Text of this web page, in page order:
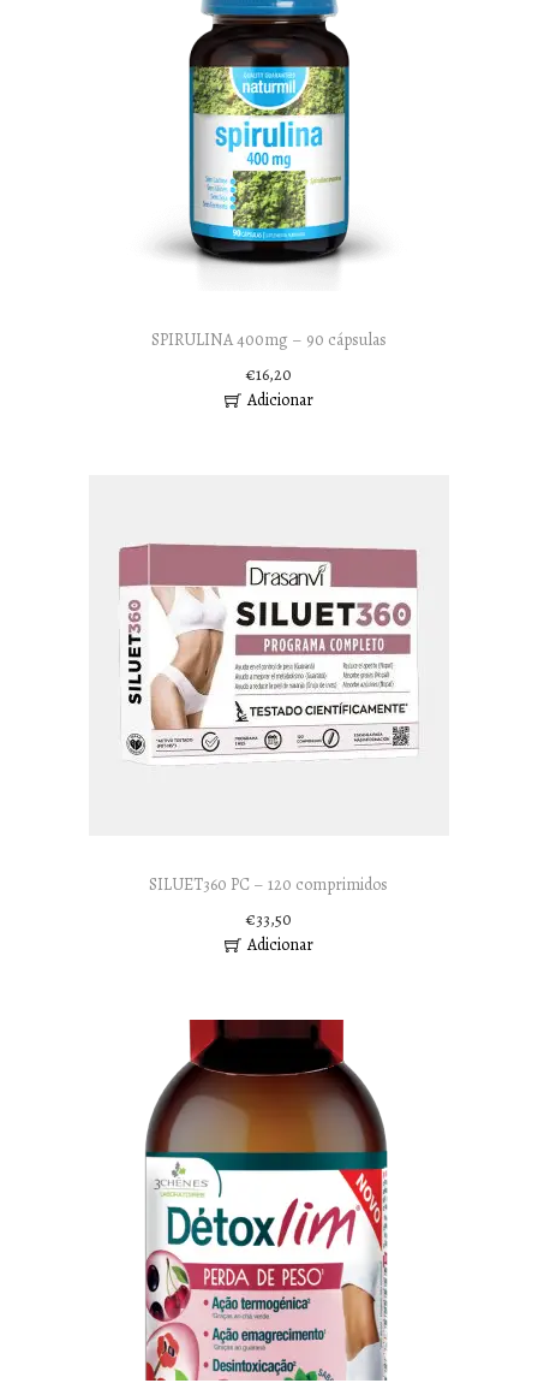
SPIRULINA 400mg – 90 cápsulas
€16,20
Adicionar
SILUET360 PC – 120 comprimidos
€33,50
Adicionar